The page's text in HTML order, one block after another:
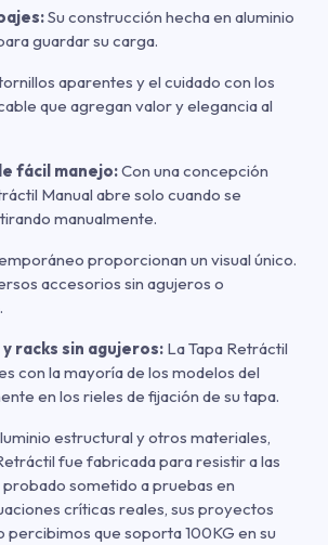
Su construcción hecha en aluminio
guardar su carga.
aparentes y el cuidado con los
que agregan valor y elegancia al
fácil manejo:Con una concepción
Manual abre solo cuando se
manualmente.
proporcionan un visual único.
accesorios sin agujeros o
racks sin agujeros: La Tapa Retráctil
con la mayoría de los modelos del
en los rieles de fijación de su tapa.
estructural y otros materiales,
fue fabricada para resistir a las
sometido a pruebas en
críticas reales, sus proyectos
que soporta 100KG en su